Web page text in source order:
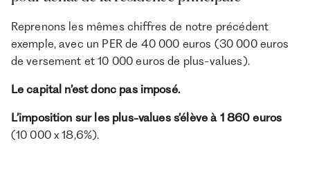
Reprenons les mêmes chiffres de notre précédent
exemple, avec un PER de 40 000 euros (30 000 euros
de versement et 10 000 euros de plus-values).
Le capital n’est donc pas imposé.
L’imposition sur les plus-values s’élève à 1 860 euros
(10 000 x 18,6%).